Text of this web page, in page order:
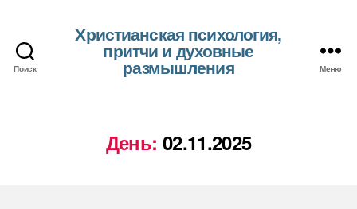
Поиск
Христианская психология,
притчи и духовные
размышления Меню
День: 02.11.2025